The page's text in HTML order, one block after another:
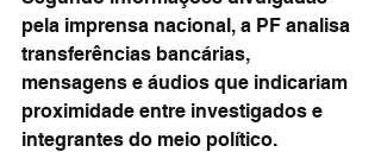
pela imprensa nacional, a PF analisa
transferências bancárias,
mensagens e áudios que indicariam
proximidade entre investigados e
integrantes do meio político.